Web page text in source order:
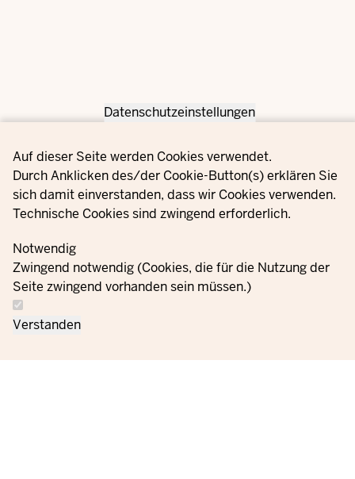
Privacy settings
Datenschutzeinstellungen
Auf dieser Seite werden Cookies verwendet.
Durch Anklicken des/der Cookie-Button(s) erklären Sie
sich damit einverstanden, dass wir Cookies verwenden.
Technische Cookies sind zwingend erforderlich.
Notwendig
Zwingend notwendig (Cookies, die für die Nutzung der
Seite zwingend vorhanden sein müssen.)
Verstanden